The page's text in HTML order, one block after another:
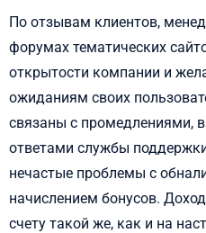
По отзывам клиентов,
форумах тематических
открытости компании и
ожиданиям своих
связаны с промедлениями,
ответами службы
нечастые проблемы с
начислением бонусов.
счету такой же, как и на